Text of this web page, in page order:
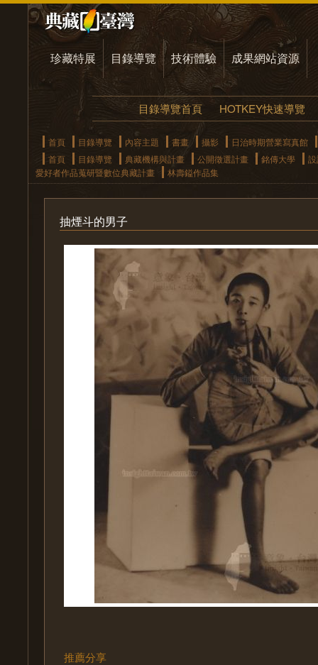
珍藏特展 目錄導覽 技術體驗 成果網站資源
目錄導覽首頁 HOTKEY快速導覽
首頁 目錄導覽 內容主題 書畫 攝影
日治時期營業寫真館
首頁
目錄導覽 典藏機構與計畫 公開徵選計畫 銘傳大學
愛好者作品蒐研暨數位典藏計畫
林壽鎰作品集
抽煙斗的男子
推薦分享